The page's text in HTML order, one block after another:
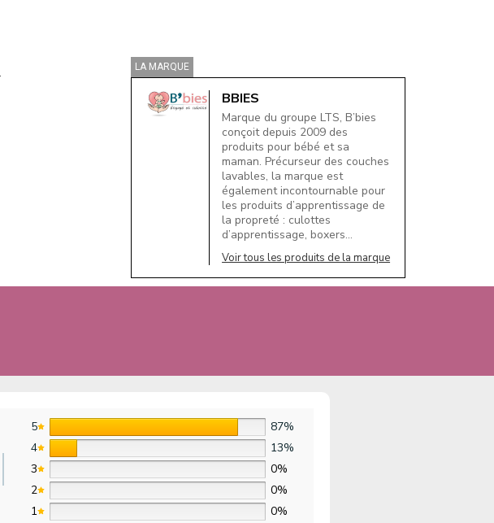
LA MARQUE
BBIES
Marque du groupe LTS, B’bies
conçoit depuis 2009 des
produits pour bébé et sa
maman. Précurseur des couches
lavables, la marque est
également incontournable pour
les produits d’apprentissage de
la propreté : culottes
d’apprentissage, boxers…
Voir tous les produits de la marque
5
87%
4
13%
3
0%
2
0%
1
0%